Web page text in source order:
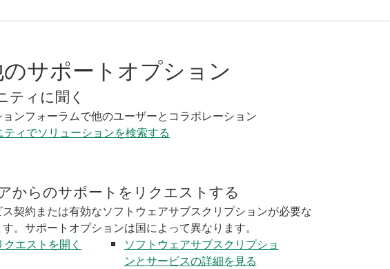
サポートオプション
ティに聞く
ンフォーラムで他のユーザーとコラボレーション
ティでソリューションを検索する
からのサポートをリクエストする
契約または有効なソフトウェアサブスクリプションが必要な
。サポートオプションは国によって異なります。
エストを開く
ソフトウェアサブスクリプショ
ンとサービスの詳細を見る